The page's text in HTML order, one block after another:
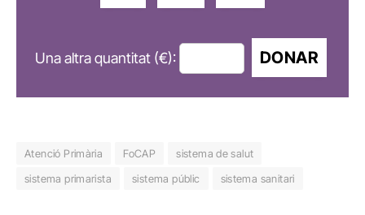
Una altra quantitat (€): DONAR
Atenció Primària FoCAP
sistema de salut
sistema primarista
sistema públic sistema sanitari